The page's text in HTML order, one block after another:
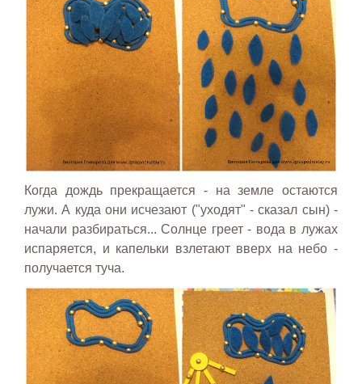
Когда дождь прекращается - на земле остаются
лужи. А куда они исчезают ("уходят" - сказал сын) -
начали разбираться... Солнце греет - вода в лужах
испаряется, и капельки взлетают вверх на небо -
получается туча.